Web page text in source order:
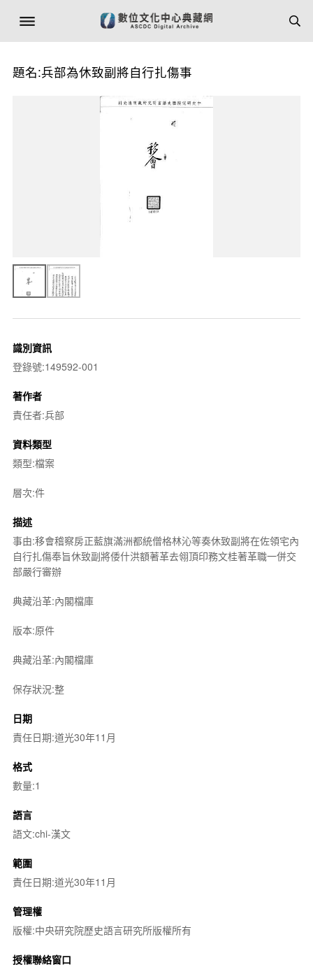
題名:兵部為休致副將自行扎傷事
識別資訊
登錄號:149592-001
著作者
責任者:兵部
資料類型
類型:檔案
層次:件
描述
事由:移會稽察房正藍旗滿洲都統僧格林沁等奏休致副將在佐領宅內
自行扎傷奉旨休致副將倭什洪額著革去翎頂印務文桂著革職一併交
部嚴行審辦
典藏沿革:內閣檔庫
版本:原件
典藏沿革:內閣檔庫
保存狀況:整
日期
責任日期:道光30年11月
格式
數量:1
語言
語文:chi-漢文
範圍
責任日期:道光30年11月
管理權
版權:中央研究院歷史語言研究所版權所有
授權聯絡窗口